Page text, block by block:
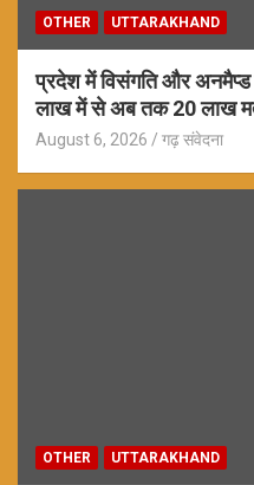
OTHER UTTARAKHAND
प्रदेश में विसंगति और अनमैप्ड
लाख में से अब तक 20 लाख
August 6, 2026 गढ़ संवेदना
OTHER UTTARAKHAND